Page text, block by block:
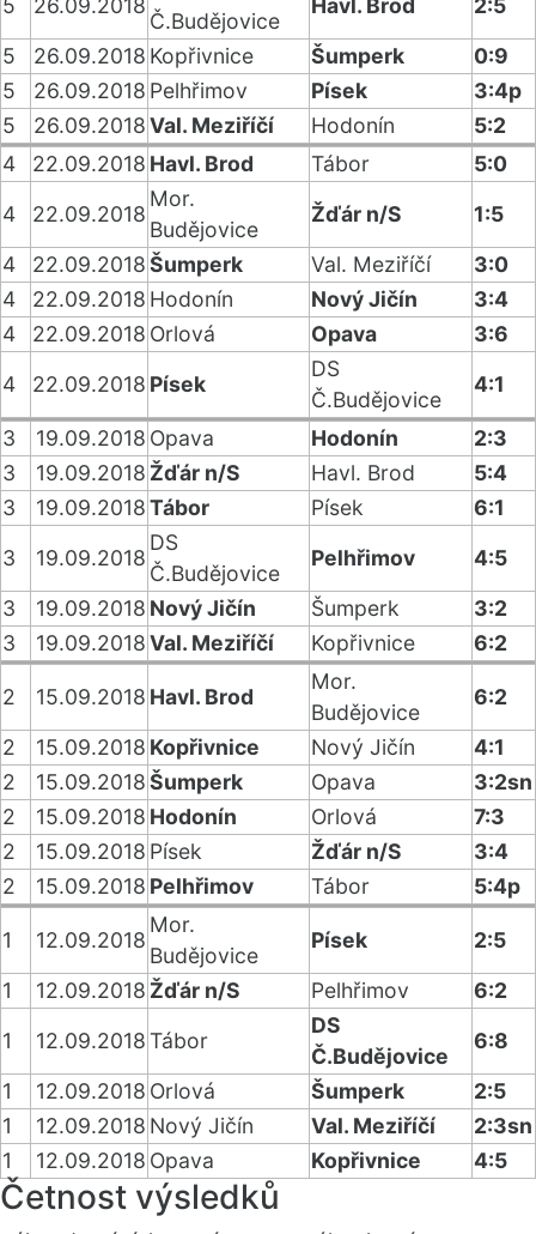
5 26.09.2018
Č.Budějovice
Havl. Brod
2:5
5
26.09.2018 Kopřivnice Šumperk
0:9
5
26.09.2018 Pelhřimov Písek
3:4p
5
26.09.2018Val. Meziříčí Hodonín
5:2
4
22.09.2018 Havl. Brod Tábor
5:0
4
22.09.2018
Mor.
Budějovice
Žďár n/S
1:5
4
22.09.2018Šumperk Val. Meziříčí
3:0
4
22.09.2018 Hodonín Nový Jičín
3:4
4
22.09.2018 Orlová Opava
3:6
4
22.09.2018 Písek
DS
Č.Budějovice
4:1
3 19.09.2018 Opava Hodonín
2:3
3
19.09.2018 Žďár n/S Havl. Brod
5:4
3
19.09.2018Tábor Písek
6:1
3
19.09.2018
DS
Č.Budějovice
Pelhřimov
4:5
3
19.09.2018 Nový Jičín Šumperk
3:2
3
19.09.2018Val. Meziříčí Kopřivnice 6:2
2 15.09.2018 Havl. Brod
Mor.
Budějovice
6:2
2
15.09.2018 Kopřivnice Nový Jičín
4:1
2
15.09.2018Šumperk Opava
3:2sn
2
15.09.2018 Hodonín Orlová
7:3
2
15.09.2018 Písek Žďár n/S
3:4
2
15.09.2018 Pelhřimov Tábor 5:4p
1 12.09.2018
Mor.
Budějovice
Písek
2:5
1
12.09.2018 Žďár n/S Pelhřimov
6:2
1
12.09.2018Tábor
DS
Č.Budějovice
6:8
1
12.09.2018 Orlová Šumperk
2:5
1
12.09.2018 Nový Jičín Val. Meziříčí
2:3sn
1
12.09.2018 Opava Kopřivnice 4:5
Četnost výsledků